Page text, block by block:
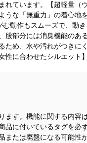
れています。【超軽量
うな「無重力」の着心
動作もスムーズで、動
股部分には消臭機能の
め、水や汚れがつき
に合わせたシルエッ
ます。機能に関する内容
品に付いているタグを必
または廃盤になる可能性